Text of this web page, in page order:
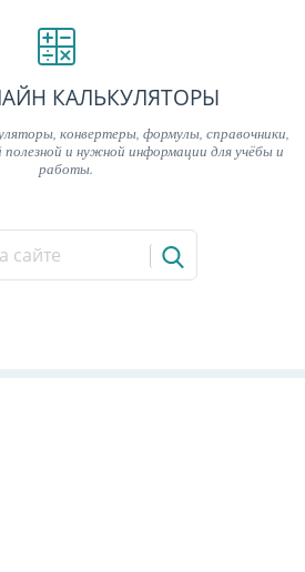
КАЛЬКУЛЯТОРЫ
конвертеры, формулы, справочники,
и нужной информации для учёбы и
работы.